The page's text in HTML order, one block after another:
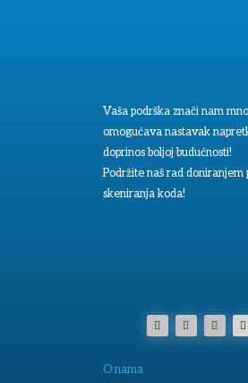
Vaša podrška znači nam
omogućava nastavak
doprinos boljoj budućnosti!
Podržite naš rad doniranjem
skeniranja koda!
O nama